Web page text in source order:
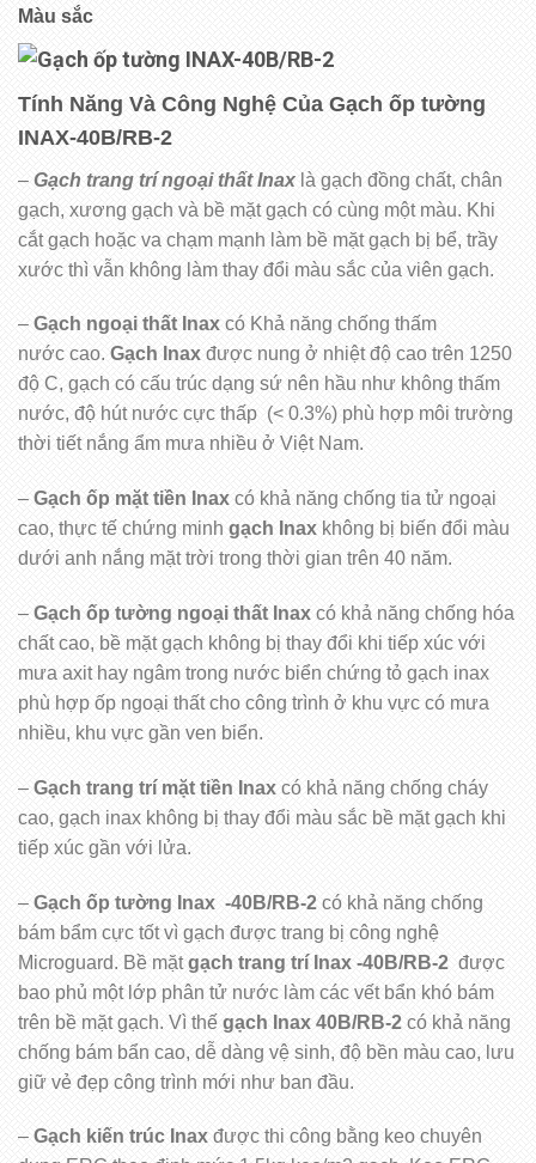
Màu sắc
Tính Năng Và Công Nghệ Của Gạch ốp tường
INAX-40B/RB-2
– Gạch trang trí ngoại thất Inax là gạch đồng chất, chân
gạch, xương gạch và bề mặt gạch có cùng một màu. Khi
cắt gạch hoặc va chạm mạnh làm bề mặt gạch bị bể, trầy
xước thì vẫn không làm thay đổi màu sắc của viên gạch.
– Gạch ngoại thất Inax có Khả năng chống thấm
nước cao. Gạch Inax được nung ở nhiệt độ cao trên 1250
độ C, gạch có cấu trúc dạng sứ nên hầu như không thấm
nước, độ hút nước cực thấp (< 0.3%) phù hợp môi trường
thời tiết nắng ẩm mưa nhiều ở Việt Nam.
– Gạch ốp mặt tiền Inax có khả năng chống tia tử ngoại
cao, thực tế chứng minh gạch Inax không bị biến đổi màu
dưới anh nắng mặt trời trong thời gian trên 40 năm.
– Gạch ốp tường ngoại thất Inax có khả năng chống hóa
chất cao, bề mặt gạch không bị thay đổi khi tiếp xúc với
mưa axit hay ngâm trong nước biển chứng tỏ gạch inax
phù hợp ốp ngoại thất cho công trình ở khu vực có mưa
nhiều, khu vực gần ven biển.
– Gạch trang trí mặt tiền Inax có khả năng chống cháy
cao, gạch inax không bị thay đổi màu sắc bề mặt gạch khi
tiếp xúc gần với lửa.
– Gạch ốp tường Inax -40B/RB-2 có khả năng chống
bám bẩm cực tốt vì gạch được trang bị công nghệ
Microguard. Bề mặtgạch trang trí Inax -40B/RB-2 được
bao phủ một lớp phân tử nước làm các vết bẩn khó bám
trên bề mặt gạch. Vì thế gạch Inax 40B/RB-2 có khả năng
chống bám bẩn cao, dễ dàng vệ sinh, độ bền màu cao, lưu
giữ vẻ đẹp công trình mới như ban đầu.
– Gạch kiến trúc Inax được thi công bằng keo chuyên